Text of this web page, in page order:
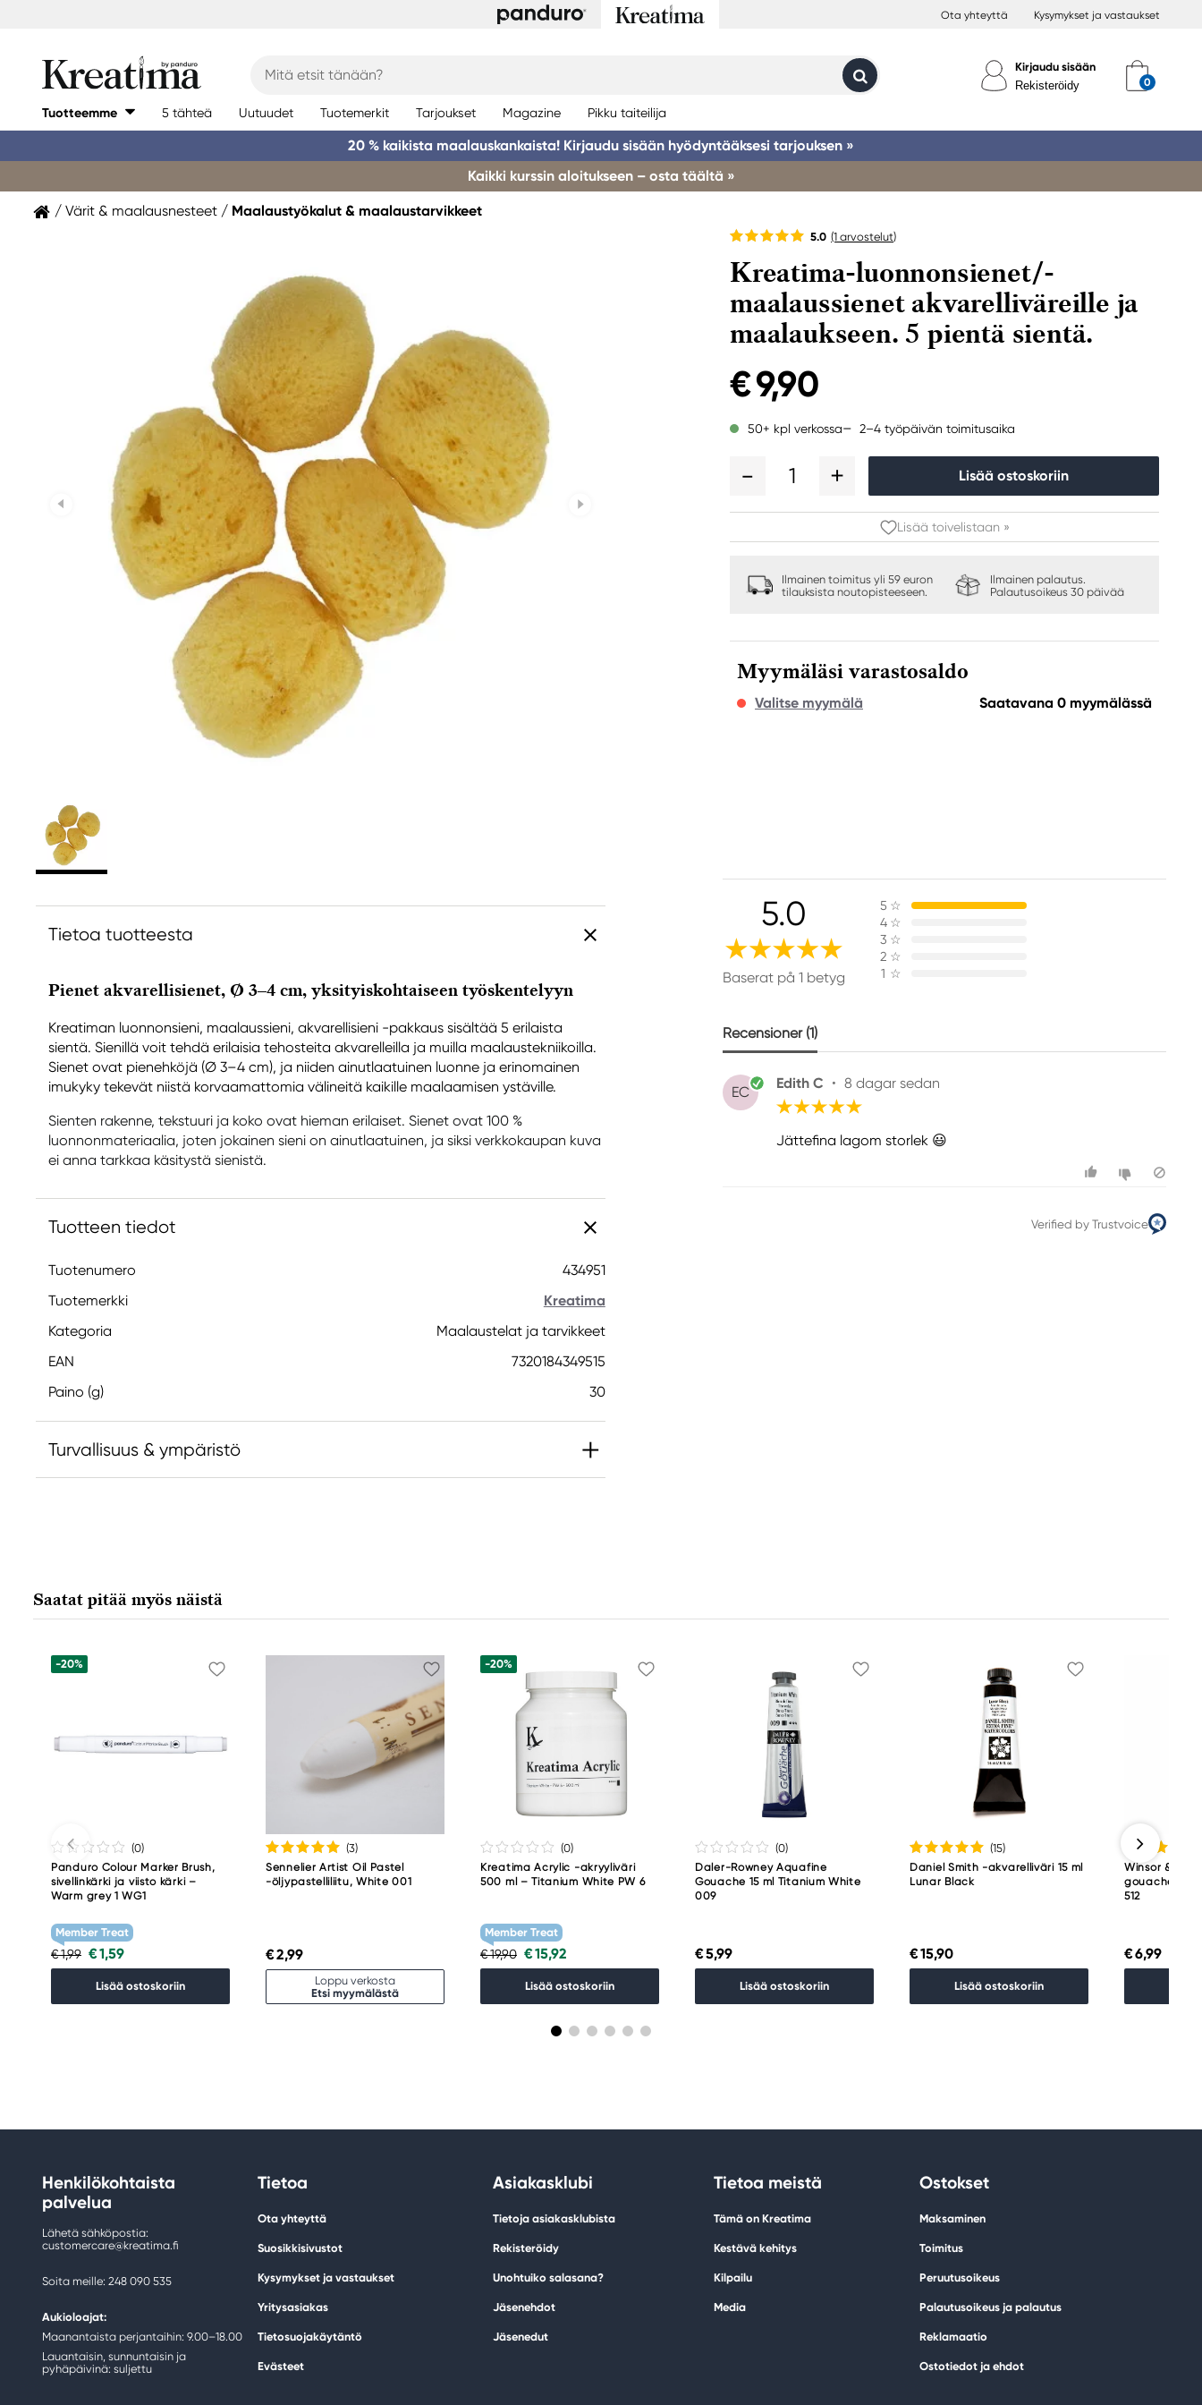
Ota yhteyttä Kysymykset ja vastaukset
Kirjaudu sisään
Rekisteröidy
Tuotteemme 5 tähteä Uutuudet Tuotemerkit Tarjoukset Magazine Pikku taiteilija
20 % kaikista maalauskankaista! Kirjaudu sisään hyödyntääksesi tarjouksen »
Kaikki kurssin aloitukseen – osta täältä »
Värit & maalausnesteet Maalaustyökalut & maalaustarvikkeet
5.0 (1 arvostelut)
Kreatima-luonnonsienet/-
maalaussienet akvarelliväreille ja
maalaukseen. 5 pientä sientä.
€ 9,90
50+ kpl verkossa 2–4 työpäivän toimitusaika
1 Lisää ostoskoriin
Lisää toivelistaan »
Ilmainen toimitus yli 59 euron
tilauksista noutopisteeseen.
Ilmainen palautus.
Palautusoikeus 30 päivää
Myymäläsi varastosaldo
Valitse myymälä Saatavana 0 myymälässä
Tietoa tuotteesta
Pienet akvarellisienet, Ø 3–4 cm, yksityiskohtaiseen työskentelyyn
Kreatiman luonnonsieni, maalaussieni, akvarellisieni -pakkaus sisältää 5 erilaista
sientä. Sienillä voit tehdä erilaisia tehosteita akvarelleilla ja muilla maalaustekniikoilla.
Sienet ovat pienehköjä (Ø 3–4 cm), ja niiden ainutlaatuinen luonne ja erinomainen
imukyky tekevät niistä korvaamattomia välineitä kaikille maalaamisen ystäville.
Sienten rakenne, tekstuuri ja koko ovat hieman erilaiset. Sienet ovat 100 %
luonnonmateriaalia, joten jokainen sieni on ainutlaatuinen, ja siksi verkkokaupan kuva
ei anna tarkkaa käsitystä sienistä.
Tuotteen tiedot
Tuotenumero
434951
Tuotemerkki
Kreatima
Kategoria
Maalaustelat ja tarvikkeet
EAN
7320184349515
Paino (g)
30
Turvallisuus & ympäristö
www.panduro.com
+46 (04) 22 30 70
5.0
Baserat på 1 betyg
5 ☆
4 ☆
3 ☆
2 ☆
1 ☆
Recensioner (1)
EC
Edith C • 8 dagar sedan
Jättefina lagom storlek 😃
Verified by Trustvoice
Saatat pitää myös näistä
-20%
(0)
Panduro Colour Marker Brush,
sivellinkärki ja viisto kärki –
Warm grey 1 WG1
Member Treat
€ 1,99 € 1,59
Lisää ostoskoriin
(3)
Sennelier Artist Oil Pastel
-öljypastelliliitu, White 001
€ 2,99
Loppu verkosta
Etsi myymälästä
-20%
(0)
Kreatima Acrylic -akryyliväri
500 ml – Titanium White PW 6
Member Treat
€ 19,90 € 15,92
Lisää ostoskoriin
(0)
Daler-Rowney Aquafine
Gouache 15 ml Titanium White
009
€ 5,99
Lisää ostoskoriin
(15)
Daniel Smith -akvarelliväri 15 ml
Lunar Black
€ 15,90
Lisää ostoskoriin
Winsor &
gouache 14
512
€ 6,99
Henkilökohtaista
palvelua
Lähetä sähköpostia:
customercare@kreatima.fi
Soita meille: 248 090 535
Aukioloajat:
Maanantaista perjantaihin: 9.00–18.00
Lauantaisin, sunnuntaisin ja
pyhäpäivinä: suljettu
Tietoa
Ota yhteyttä
Suosikkisivustot
Kysymykset ja vastaukset
Yritysasiakas
Tietosuojakäytäntö
Evästeet
Asiakasklubi
Tietoja asiakasklubista
Rekisteröidy
Unohtuiko salasana?
Jäsenehdot
Jäsenedut
Tietoa meistä
Tämä on Kreatima
Kestävä kehitys
Kilpailu
Media
Ostokset
Maksaminen
Toimitus
Peruutusoikeus
Palautusoikeus ja palautus
Reklamaatio
Ostotiedot ja ehdot